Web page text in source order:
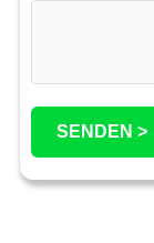
SENDEN >